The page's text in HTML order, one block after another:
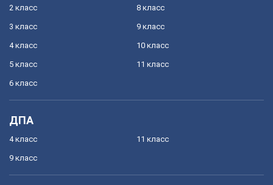
2 класс
3 класс
4 класс
5 класс
6 класс
8 класс
9 класс
10 класс
11 класс
ДПА
4 класс
9 класс
11 класс